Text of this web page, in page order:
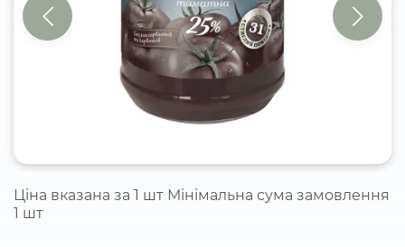
Ціна вказана за 1 шт Мінімальна сума замовлення
1 шт